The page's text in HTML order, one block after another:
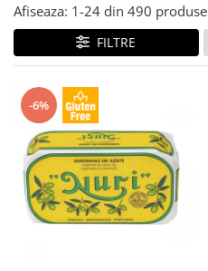
Afiseaza: 1-24 din 490 produse
FILTRE
-6%